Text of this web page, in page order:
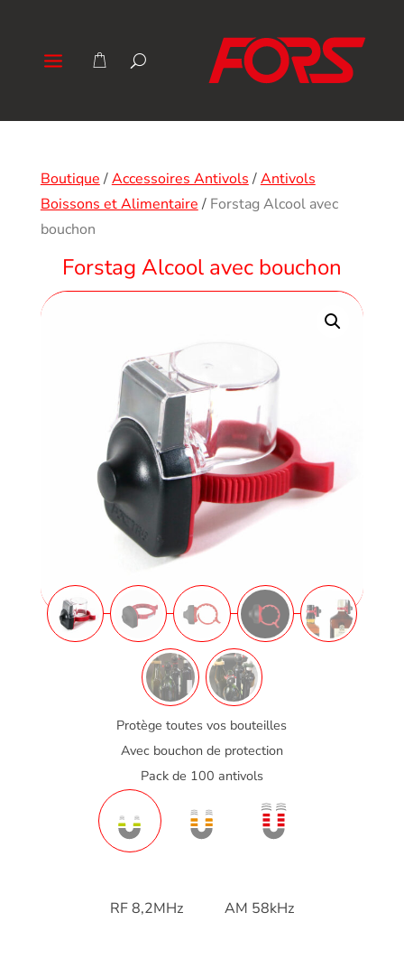
Boutique/Accessoires Antivols/Antivols
Boissons et Alimentaire/ Forstag Alcool avec
bouchon
Forstag Alcool avec bouchon
Protège toutes vos bouteilles
Avec bouchon de protection
Pack de 100 antivols
RF 8,2MHz AM 58kHz